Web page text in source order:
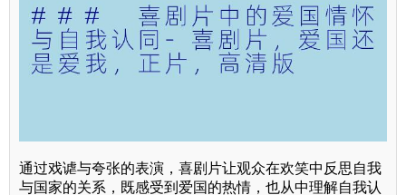
通过戏谑与夸张的表演，喜剧片让观众在欢笑中反思自我
与国家的关系，既感受到爱国的热情，也从中理解自我认